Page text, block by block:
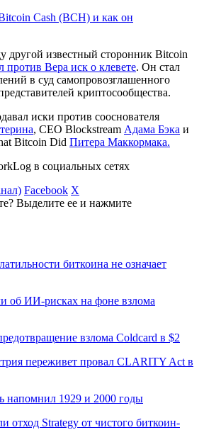
Cash (BCH) и как он
другой известный сторонник Bitcoin
против Вера иск о клевете. Он стал
в суд самопровозглашенного
криптосообщества.
иски против сооснователя
, CEO Blockstream Адама Бэка и
Bitcoin Did Питера Маккормака.
в социальных сетях
Facebook X
Выделите ее и нажмите
биткоина не означает
об ИИ-рисках на фоне взлома
взлома Coldcard в $2
переживет провал CLARITY Act в
1929 и 2000 годы
отход Strategy от чистого биткоин-